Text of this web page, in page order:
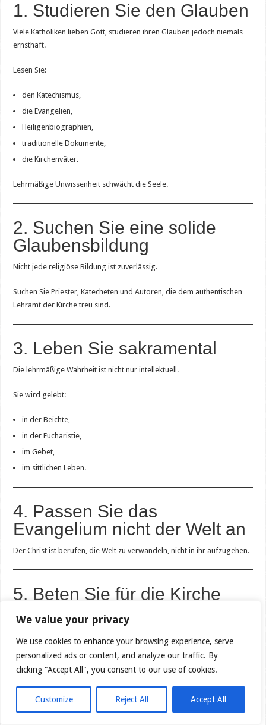
We value your privacy
We use cookies to enhance your browsing experience, serve
personalized ads or content, and analyze our traffic. By
clicking "Accept All", you consent to our use of cookies.
Customize Reject All Accept All
1. Studieren Sie den Glauben
Viele Katholiken lieben Gott, studieren ihren Glauben jedoch niemals
ernsthaft.
Lesen Sie:
den Katechismus,
die Evangelien,
Heiligenbiographien,
traditionelle Dokumente,
die Kirchenväter.
Lehrmäßige Unwissenheit schwächt die Seele.
2. Suchen Sie eine solide
Glaubensbildung
Nicht jede religiöse Bildung ist zuverlässig.
Suchen Sie Priester, Katecheten und Autoren, die dem authentischen
Lehramt der Kirche treu sind.
3. Leben Sie sakramental
Die lehrmäßige Wahrheit ist nicht nur intellektuell.
Sie wird gelebt:
in der Beichte,
in der Eucharistie,
im Gebet,
im sittlichen Leben.
4. Passen Sie das
Evangelium nicht der Welt an
Der Christ ist berufen, die Welt zu verwandeln, nicht in ihr aufzugehen.
5. Beten Sie für die Kirche
Die Kirche ist durch Christus heilig, doch ihre Mitglieder sind Sünder.
Beten Sie:
für den Papst,
für die Priester,
für die Treue zur Lehre,